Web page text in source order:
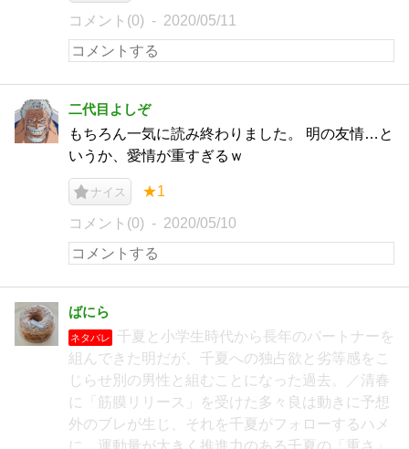
コメント(0) 2020/05/11
二代目よしぞ
もちろん一気に読み終わりました。 明の友情…と
いうか、愛情が重すぎるｗ
ナイス ★1
コメント(0) 2020/05/10
ばにら
ネタバレ
千夏と小学生時代から長年のパートナーを
組んできた明だが、千夏への独占欲と劣等感をこ
じらせ別の男性と組むことになった過去。／清春
に「筋膜リリース」を受けた多々良は動きに予想
外のブレが生じ、それを千夏がフォローするハメ
に。運動量が大きく推進力のある千夏の「重さ」